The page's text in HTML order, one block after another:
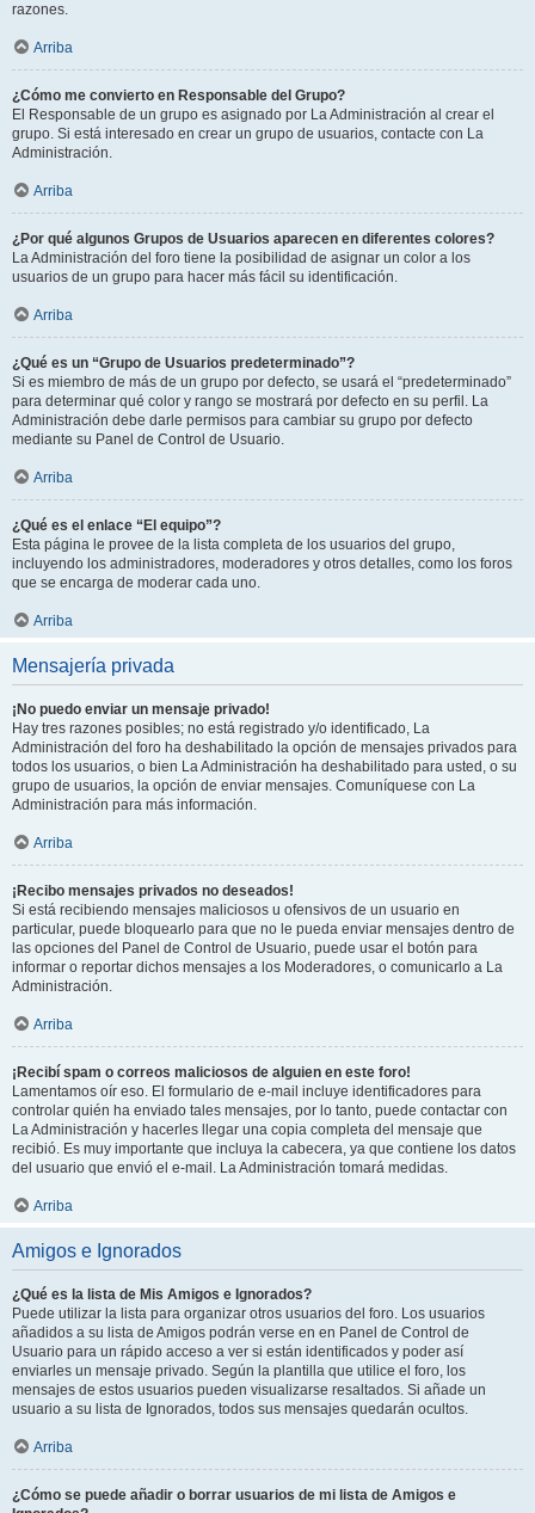
razones.
Arriba
¿Cómo me convierto en Responsable del Grupo?
El Responsable de un grupo es asignado por La Administración al crear el
grupo. Si está interesado en crear un grupo de usuarios, contacte con La
Administración.
Arriba
¿Por qué algunos Grupos de Usuarios aparecen en diferentes colores?
La Administración del foro tiene la posibilidad de asignar un color a los
usuarios de un grupo para hacer más fácil su identificación.
Arriba
¿Qué es un “Grupo de Usuarios predeterminado”?
Si es miembro de más de un grupo por defecto, se usará el “predeterminado”
para determinar qué color y rango se mostrará por defecto en su perfil. La
Administración debe darle permisos para cambiar su grupo por defecto
mediante su Panel de Control de Usuario.
Arriba
¿Qué es el enlace “El equipo”?
Esta página le provee de la lista completa de los usuarios del grupo,
incluyendo los administradores, moderadores y otros detalles, como los foros
que se encarga de moderar cada uno.
Arriba
Mensajería privada
¡No puedo enviar un mensaje privado!
Hay tres razones posibles; no está registrado y/o identificado, La
Administración del foro ha deshabilitado la opción de mensajes privados para
todos los usuarios, o bien La Administración ha deshabilitado para usted, o su
grupo de usuarios, la opción de enviar mensajes. Comuníquese con La
Administración para más información.
Arriba
¡Recibo mensajes privados no deseados!
Si está recibiendo mensajes maliciosos u ofensivos de un usuario en
particular, puede bloquearlo para que no le pueda enviar mensajes dentro de
las opciones del Panel de Control de Usuario, puede usar el botón para
informar o reportar dichos mensajes a los Moderadores, o comunicarlo a La
Administración.
Arriba
¡Recibí spam o correos maliciosos de alguien en este foro!
Lamentamos oír eso. El formulario de e-mail incluye identificadores para
controlar quién ha enviado tales mensajes, por lo tanto, puede contactar con
La Administración y hacerles llegar una copia completa del mensaje que
recibió. Es muy importante que incluya la cabecera, ya que contiene los datos
del usuario que envió el e-mail. La Administración tomará medidas.
Arriba
Amigos e Ignorados
¿Qué es la lista de Mis Amigos e Ignorados?
Puede utilizar la lista para organizar otros usuarios del foro. Los usuarios
añadidos a su lista de Amigos podrán verse en en Panel de Control de
Usuario para un rápido acceso a ver si están identificados y poder así
enviarles un mensaje privado. Según la plantilla que utilice el foro, los
mensajes de estos usuarios pueden visualizarse resaltados. Si añade un
usuario a su lista de Ignorados, todos sus mensajes quedarán ocultos.
Arriba
¿Cómo se puede añadir o borrar usuarios de mi lista de Amigos e